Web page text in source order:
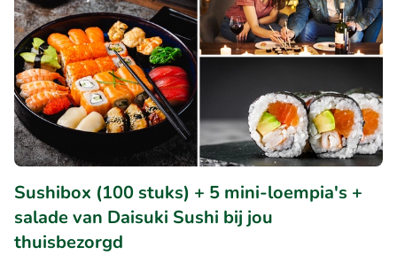
Sushibox (100 stuks) + 5 mini-loempia's +
salade van Daisuki Sushi bij jou
thuisbezorgd